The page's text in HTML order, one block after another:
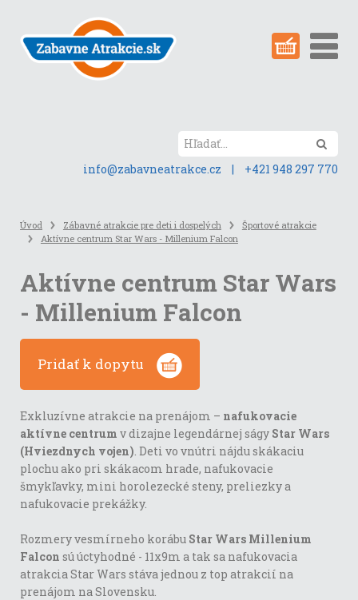
obsah
stránky
info@zabavneatrakce.cz
| +421 948 297 770
Úvod Zábavné atrakcie pre deti i dospelých
Športové atrakcie
Aktívne centrum Star Wars - Millenium Falcon
Aktívne centrum Star Wars
- Millenium Falcon
Pridať k dopytu
Exkluzívne atrakcie na prenájom – nafukovacie
aktívne centrum v dizajne legendárnej ságy Star Wars
(Hviezdnych vojen) . Deti vo vnútri nájdu skákaciu
plochu ako pri skákacom hrade, nafukovacie
šmykľavky, mini horolezecké steny, preliezky a
nafukovacie prekážky.
Rozmery vesmírneho korábu Star Wars Millenium
Falcon sú úctyhodné - 11x9m a tak sa nafukovacia
atrakcia Star Wars stáva jednou z top atrakcií na
prenájom na Slovensku.